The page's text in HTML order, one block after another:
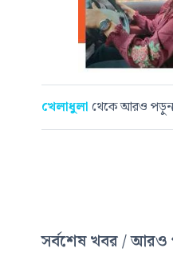
খেলাধুলা থেকে আরও পড়ুন
সর্বশেষ খবর /